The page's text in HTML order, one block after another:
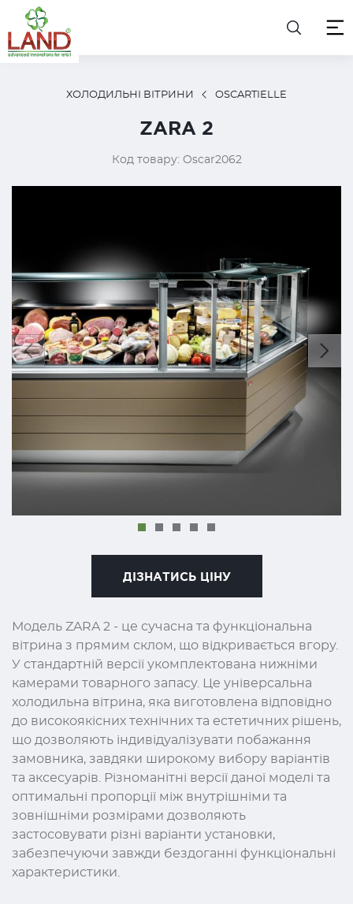
ХОЛОДИЛЬНІ ВІТРИНИ OSCARTIELLE
ZARA 2
Код товару: Oscar2062
ДІЗНАТИСЬ ЦІНУ
Модель ZARA 2 - це сучасна та функціональна
вітрина з прямим склом, що відкривається вгору.
У стандартній версії укомплектована нижніми
камерами товарного запасу. Це універсальна
холодильна вітрина, яка виготовлена ​​відповідно
до високоякісних технічних та естетичних рішень,
що дозволяють індивідуалізувати побажання
замовника, завдяки широкому вибору варіантів
та аксесуарів. Різноманітні версії даної моделі та
оптимальні пропорції між внутрішніми та
зовнішніми розмірами дозволяють
застосовувати різні варіанти установки,
забезпечуючи завжди бездоганні функціональні
характеристики.